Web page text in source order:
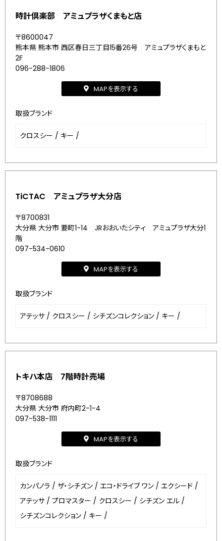
時計倶楽部 アミュプラザくまもと店
〒8600047
熊本県 熊本市 西区春日三丁目15番26号 アミュプラザくまもと
2F
096-288-1806
MAPを表示する
取扱ブランド
クロスシー / キー /
TiCTAC アミュプラザ大分店
〒8700831
大分県 大分市 要町1-14 JRおおいたシティ アミュプラザ大分1
階
097-534-0610
MAPを表示する
取扱ブランド
アテッサ / クロスシー / シチズンコレクション / キー /
トキハ本店 7階時計売場
〒8708688
大分県 大分市 府内町2-1-4
097-538-1111
MAPを表示する
取扱ブランド
カンパノラ / ザ・シチズン / エコ・ドライブ ワン / エクシード /
アテッサ / プロマスター / クロスシー / シチズン エル /
シチズンコレクション / キー /